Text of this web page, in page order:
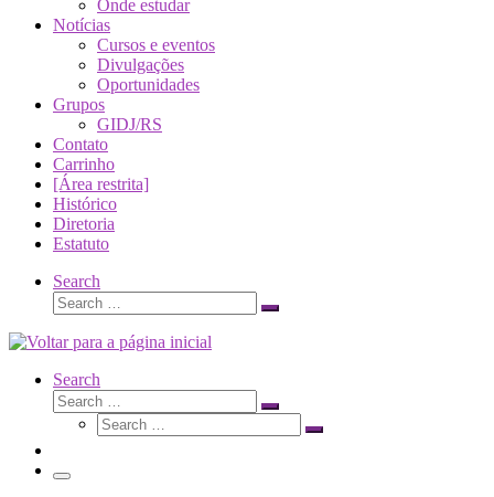
Onde estudar
Notícias
Cursos e eventos
Divulgações
Oportunidades
Grupos
GIDJ/RS
Contato
Carrinho
[Área restrita]
Histórico
Diretoria
Estatuto
Search
Search
Search
Search
Search
Search
Search
Search
Menu